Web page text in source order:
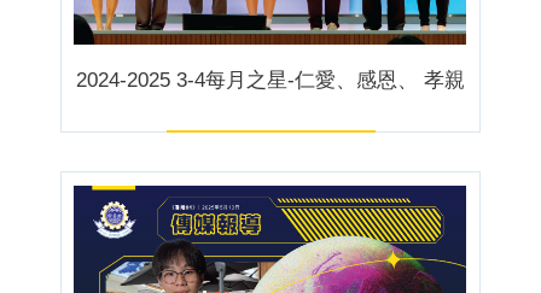
2024-2025 3-4每月之星-仁愛、感恩、 孝親